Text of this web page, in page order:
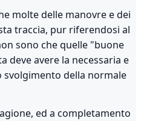
molte delle manovre e dei
traccia, pur riferendosi al
sono che quelle "buone
deve avere la necessaria e
della normale
ed a completamento